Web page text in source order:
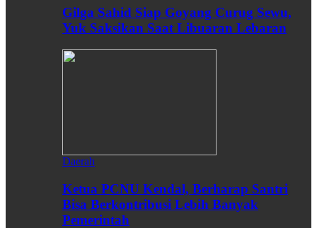
Gilga Sahid Siap Goyang Curug Sewu,
Yuk Saksikan Saat Libuaran Lebaran
Daerah
Ketua PCNU Kendal, Berharap Santri
Bisa Berkontribusi Lebih Banyak
Pemerintah